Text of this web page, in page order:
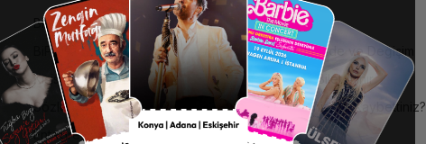
Bilgi Toplumu Hizmetleri
BiPuan Kurallar & Koşullar
Kişisel Verilerin Korunması
Sözleşme ve Politikalar
Entegre Yönetim Sistemi Politikası
SSS
İptal, İade ve Değişim
Nasıl Bilet Alınır
Biletinizi Mi Kaybettiniz?